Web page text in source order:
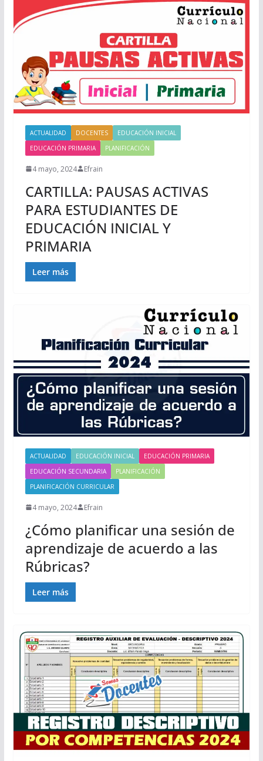
ACTUALIDAD DOCENTES
EDUCACIÓN INICIAL
EDUCACIÓN PRIMARIA
PLANIFICACIÓN
4 mayo, 2024 Efrain
CARTILLA: PAUSAS ACTIVAS
PARA ESTUDIANTES DE
EDUCACIÓN INICIAL Y
PRIMARIA
Leer más
ACTUALIDAD EDUCACIÓN INICIAL
EDUCACIÓN PRIMARIA
EDUCACIÓN SECUNDARIA
PLANIFICACIÓN
PLANIFICACIÓN CURRICULAR
4 mayo, 2024 Efrain
¿Cómo planificar una sesión de
aprendizaje de acuerdo a las
Rúbricas?
Leer más